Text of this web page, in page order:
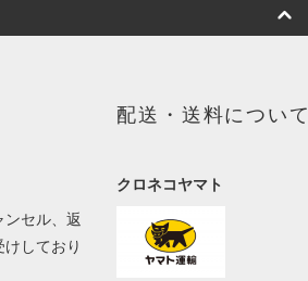
ンセル、返
しており
配送・送料について
クロネコヤマト